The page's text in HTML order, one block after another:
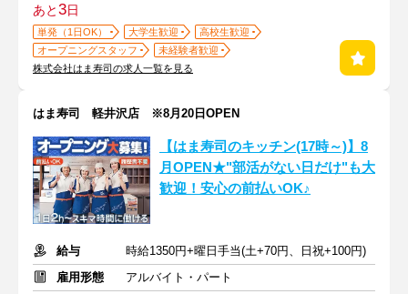
あと3日
単発（1日OK） 大学生歓迎
高校生歓迎
オープニングスタッフ
未経験者歓迎
株式会社はま寿司の求人一覧を見る
はま寿司 軽井沢店 ※8月20日OPEN
【はま寿司のキッチン(17時～)】8
月OPEN★"部活がない日だけ"も大
歓迎！安心の前払いOK♪
給与
時給1350円+曜日手当(土+70円、日祝+100円)
雇用形態
アルバイト・パート